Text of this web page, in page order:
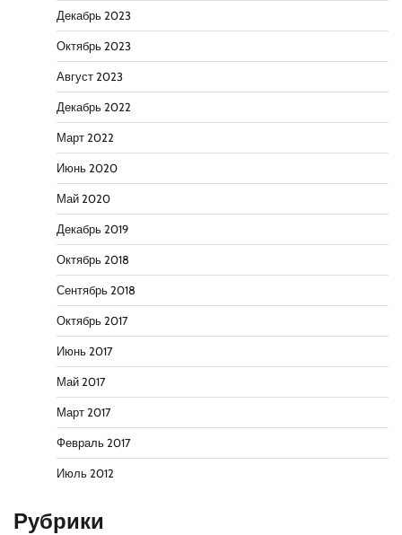
Декабрь 2023
Октябрь 2023
Август 2023
Декабрь 2022
Март 2022
Июнь 2020
Май 2020
Декабрь 2019
Октябрь 2018
Сентябрь 2018
Октябрь 2017
Июнь 2017
Май 2017
Март 2017
Февраль 2017
Июль 2012
Рубрики